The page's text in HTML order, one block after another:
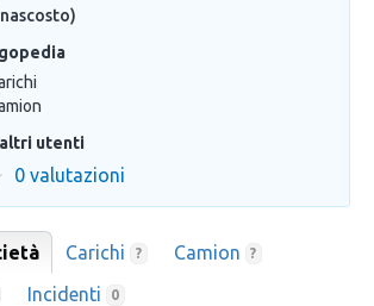
altri utenti
0 valutazioni
Carichi ? Camion ?
Incidenti 0